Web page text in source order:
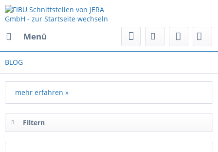
Menü
BLOG
mehr erfahren »
Filtern